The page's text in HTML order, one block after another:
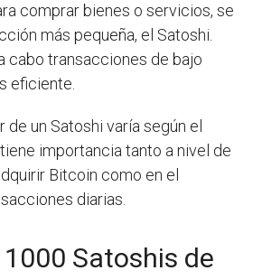
comprar bienes o servicios, se
más pequeña, el Satoshi.
cabo transacciones de bajo
eficiente.
de un Satoshi varía según el
importancia tanto a nivel de
Bitcoin como en el
diarias.
Satoshis de